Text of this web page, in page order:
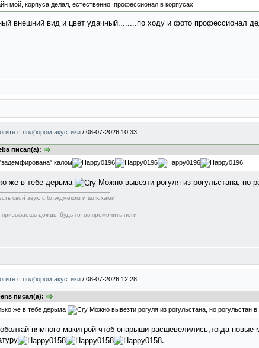
мой, корпуса делал, естественно, профессионал в корпусах.
внешний вид и цвет удачный........по ходу и фото профессионал
с подбором акустики / 08-07-2026 10:33
писал(а):
калом
же в тебе дерьма Можно вывезти рогуля из рогульстана, но
свой звук, с блэкджеком и шлюхами!
дождь, будь готов промочить ноги.
с подбором акустики / 08-07-2026 12:28
писал(а):
же в тебе дерьма
Можно вывезти рогуля из рогульстана, но рогульстан
нямного макитрой чтоб опарыши расшевелились,тогда
.